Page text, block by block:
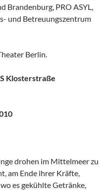
Brandenburg, PRO ASYL,
und Betreuungszentrum
Berlin.
Klosterstraße
drohen im Mittelmeer zu
am Ende ihrer Kräfte,
es gekühlte Getränke,